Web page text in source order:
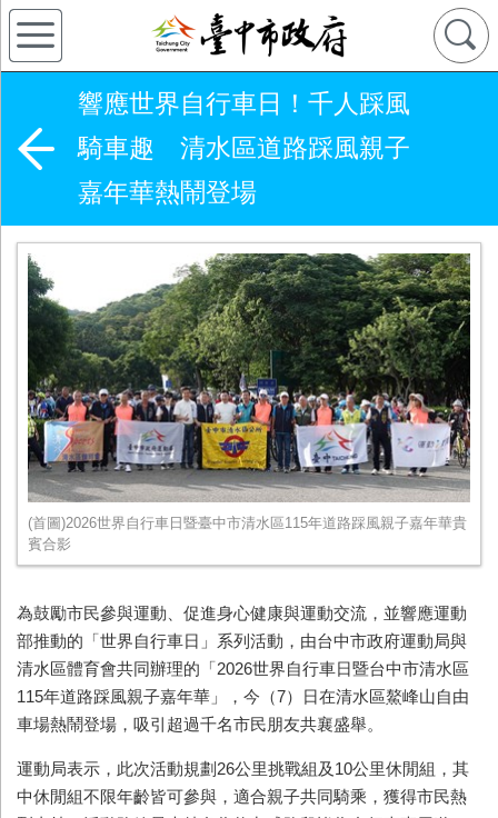
響應世界自行車日！千人踩風
騎車趣 清水區道路踩風親子
嘉年華熱鬧登場
(首圖)2026世界自行車日暨臺中市清水區115年道路踩風親子嘉年華貴
賓合影
為鼓勵市民參與運動、促進身心健康與運動交流，並響應運動
部推動的「世界自行車日」系列活動，由台中市政府運動局與
清水區體育會共同辦理的「2026世界自行車日暨台中市清水區
115年道路踩風親子嘉年華」，今（7）日在清水區鰲峰山自由
車場熱鬧登場，吸引超過千名市民朋友共襄盛舉。
運動局表示，此次活動規劃26公里挑戰組及10公里休閒組，其
中休閒組不限年齡皆可參與，適合親子共同騎乘，獲得市民熱